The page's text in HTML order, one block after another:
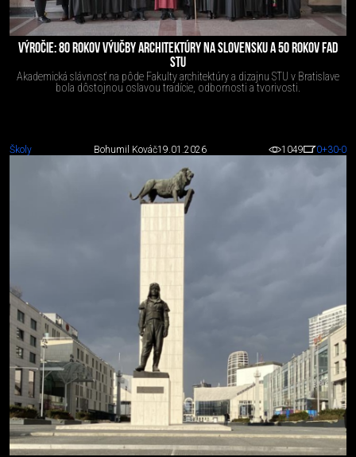
VÝROČIE: 80 ROKOV VÝUČBY ARCHITEKTÚRY NA SLOVENSKU A 50 ROKOV FAD
STU
Akademická slávnosť na pôde Fakulty architektúry a dizajnu STU v Bratislave
bola dôstojnou oslavou tradície, odbornosti a tvorivosti.
Školy Bohumil Kováč19.01.2026 1049 0+30-0